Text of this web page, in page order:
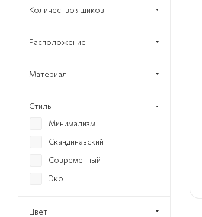
Количество ящиков
Расположение
Материал
Стиль
Минимализм
Скандинавский
Современный
Эко
Цвет